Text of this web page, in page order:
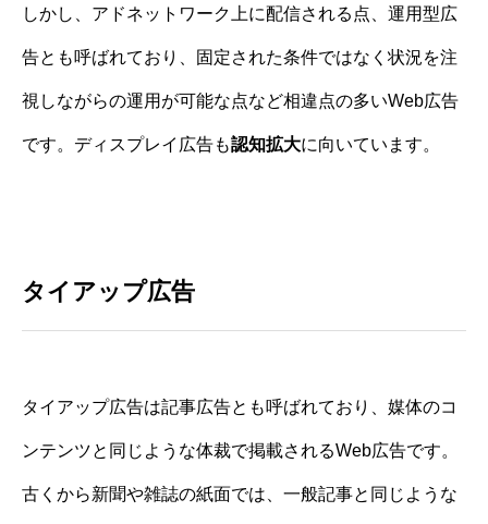
しかし、アドネットワーク上に配信される点、運用型広
告とも呼ばれており、固定された条件ではなく状況を注
視しながらの運用が可能な点など相違点の多いWeb広告
です。ディスプレイ広告も認知拡大に向いています。
タイアップ広告
タイアップ広告は記事広告とも呼ばれており、媒体のコ
ンテンツと同じような体裁で掲載されるWeb広告です。
古くから新聞や雑誌の紙面では、一般記事と同じような